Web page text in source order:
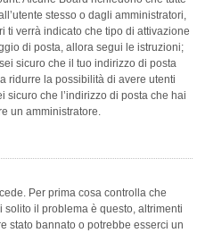
stesso o dagli amministratori,
ti verrà indicato che tipo di attivazione
di posta, allora segui le istruzioni;
sicuro che il tuo indirizzo di posta
ridurre la possibilità di avere utenti
che l’indirizzo di posta che hai
un amministratore.
Per prima cosa controlla che
il problema è questo, altrimenti
stato bannato o potrebbe esserci un